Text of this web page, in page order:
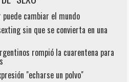
cambiar el mundo
sin que se convierta en una
rompió la cuarentena para
"echarse un polvo"